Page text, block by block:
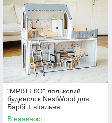
"МРІЯ ЕКО" ляльковий
будиночок NestWood для
Барбі + вітальня
В наявності